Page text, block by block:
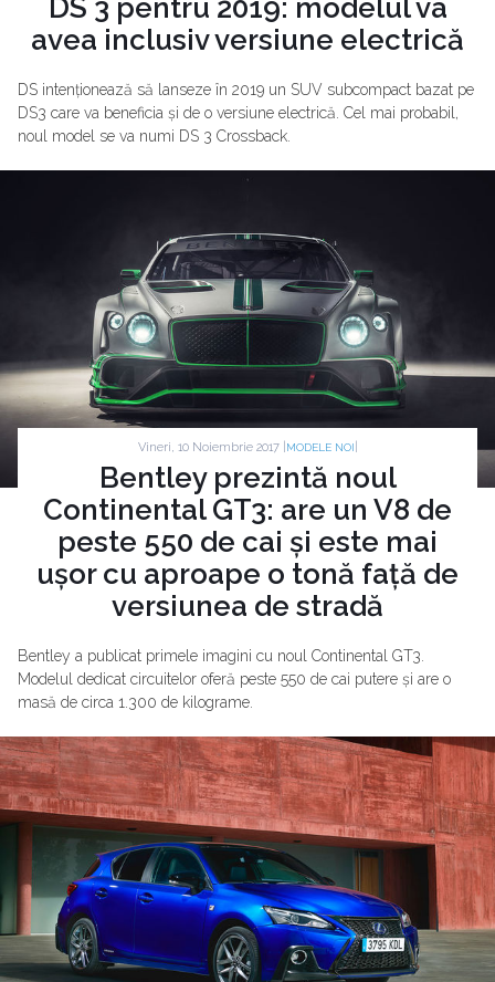
DS 3 pentru 2019: modelul va
avea inclusiv versiune electrică
DS intenționează să lanseze în 2019 un SUV subcompact bazat pe
DS3 care va beneficia și de o versiune electrică. Cel mai probabil,
noul model se va numi DS 3 Crossback.
Vineri, 10 Noiembrie 2017 | MODELE NOI
Bentley prezintă noul
Continental GT3: are un V8 de
peste 550 de cai și este mai
ușor cu aproape o tonă față de
versiunea de stradă
Bentley a publicat primele imagini cu noul Continental GT3.
Modelul dedicat circuitelor oferă peste 550 de cai putere și are o
masă de circa 1.300 de kilograme.